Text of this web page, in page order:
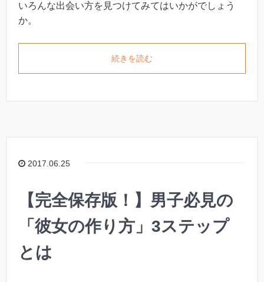
いろんな出会い方を見つけてみてはいかがでしょう
か。
続きを読む
2017.06.25
【完全保存版！】男子必見の
「彼女の作り方」3ステップ
とは